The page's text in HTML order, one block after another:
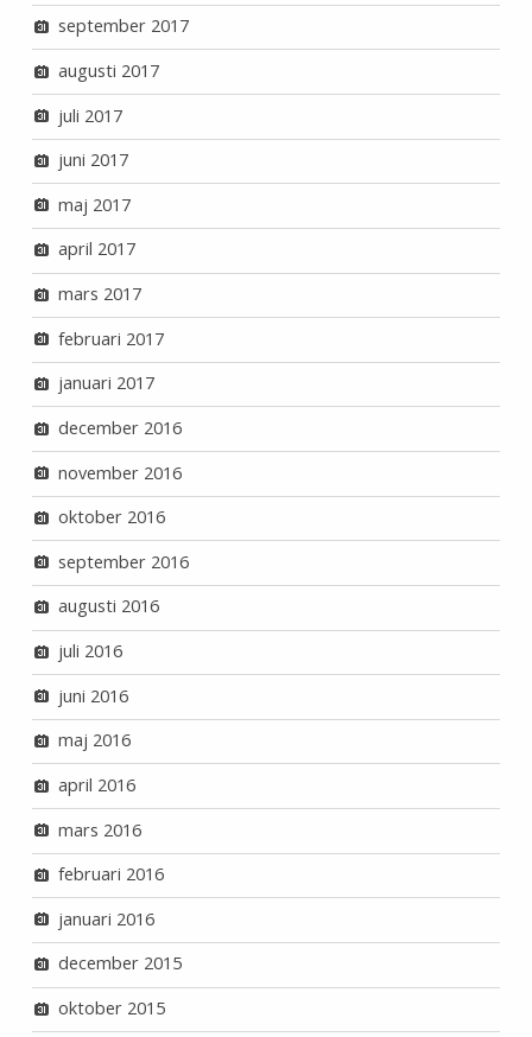
september 2017
augusti 2017
juli 2017
juni 2017
maj 2017
april 2017
mars 2017
februari 2017
januari 2017
december 2016
november 2016
oktober 2016
september 2016
augusti 2016
juli 2016
juni 2016
maj 2016
april 2016
mars 2016
februari 2016
januari 2016
december 2015
oktober 2015